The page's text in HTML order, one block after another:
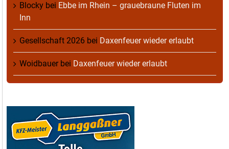
Blocky bei Ebbe im Rhein – grauebraune Fluten im
Inn
Gesellschaft 2026 bei Daxenfeuer wieder erlaubt
Woidbauerbei Daxenfeuer wieder erlaubt